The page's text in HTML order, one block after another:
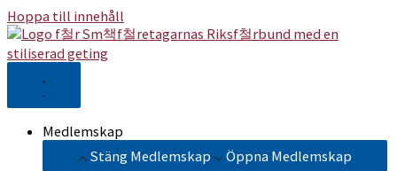
Hoppa till innehåll
Medlemskap
Stäng Medlemskap
Öppna Medlemskap